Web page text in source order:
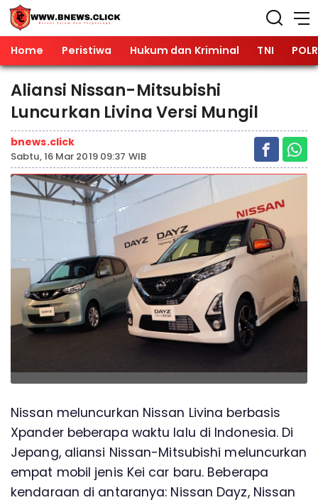
Home Peristiwa Hukum dan Kriminal TNI
Aliansi Nissan-Mitsubishi
Luncurkan Livina Versi Mungil
bnews.click
Sabtu, 16 Mar 2019 09:37 WIB
Nissan meluncurkan Nissan Livina berbasis
Xpander beberapa waktu lalu di Indonesia. Di
Jepang, aliansi Nissan-Mitsubishi meluncurkan
empat mobil jenis Kei car baru. Beberapa
kendaraan di antaranya: Nissan Dayz, Nissan